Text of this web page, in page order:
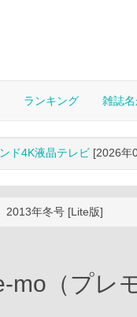
ランキング 雑誌
ド4K液晶テレビ [2026年
2013年冬号 [Lite版]
mo（プレ